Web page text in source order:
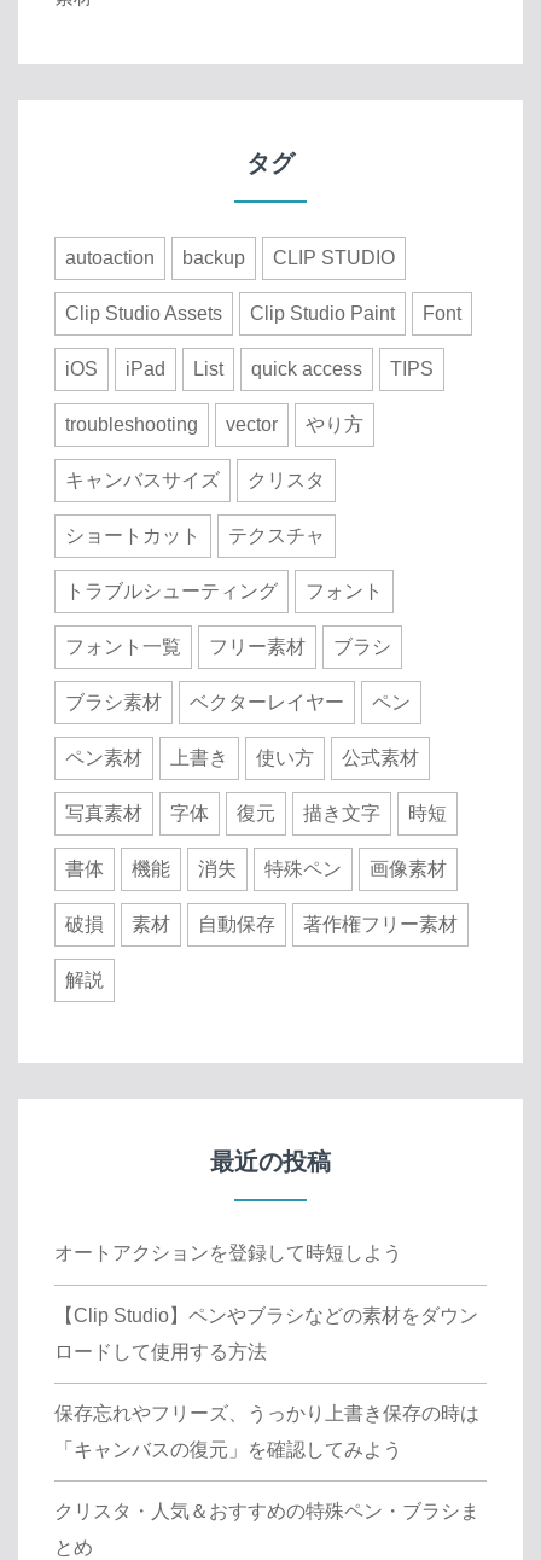
タグ
autoaction backup CLIP STUDIO
Clip Studio Assets Clip Studio Paint Font
iOS iPad List quick access TIPS
troubleshooting vector やり方
キャンバスサイズ クリスタ
ショートカット テクスチャ
トラブルシューティング フォント
フォント一覧 フリー素材 ブラシ
ブラシ素材 ベクターレイヤー ペン
ペン素材 上書き 使い方 公式素材
写真素材 字体 復元 描き文字 時短
書体 機能 消失 特殊ペン 画像素材
破損 素材 自動保存 著作権フリー素材
解説
最近の投稿
オートアクションを登録して時短しよう
【Clip Studio】ペンやブラシなどの素材をダウン
ロードして使用する方法
保存忘れやフリーズ、うっかり上書き保存の時は
「キャンバスの復元」を確認してみよう
クリスタ・人気＆おすすめの特殊ペン・ブラシま
とめ